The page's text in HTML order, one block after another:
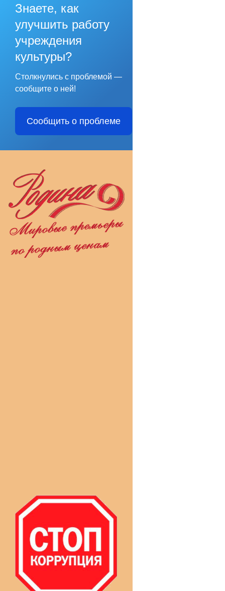
Знаете, как
улучшить работу
учреждения
культуры?
Столкнулись с проблемой —
сообщите о ней!
Сообщить о проблеме